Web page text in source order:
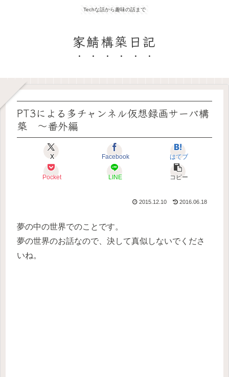
Techな話から趣味の話まで
家鯖構築日記
PT3による多チャンネル仮想録画サーバ構
築 〜番外編
X Facebook はてブ
Pocket LINE コピー
2015.12.10 2016.06.18
夢の中の世界でのことです。
夢の世界のお話なので、決して真似しないでくださ
いね。